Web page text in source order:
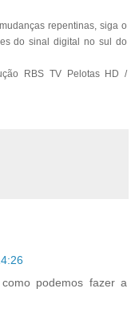
repentinas, siga o
do sinal digital no sul do
RBS TV Pelotas HD /
podemos fazer a